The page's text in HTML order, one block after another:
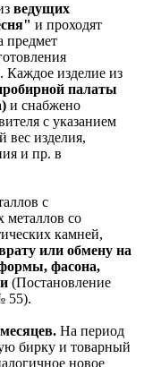
ведущих
и проходят
предмет
. Каждое изделие из
палаты
и снабжено
с указанием
вес изделия,
и пр. в
с
металлов со
камней,
или обмену на
фасона,
(Постановление
55).
На период
бирку и товарный
новое